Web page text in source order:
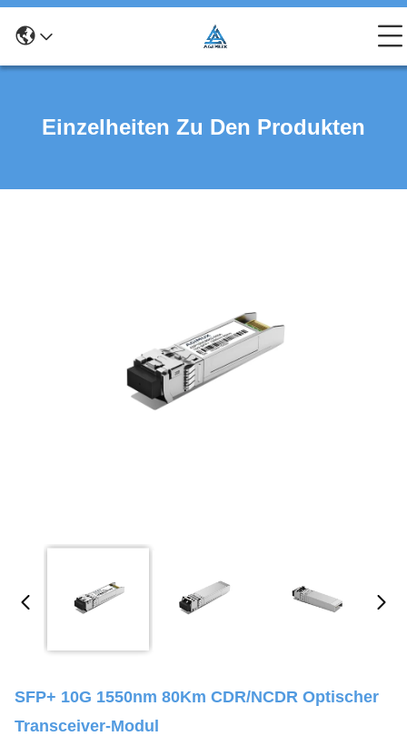
Einzelheiten Zu Den Produkten
SFP+ 10G 1550nm 80Km CDR/NCDR Optischer
Transceiver-Modul